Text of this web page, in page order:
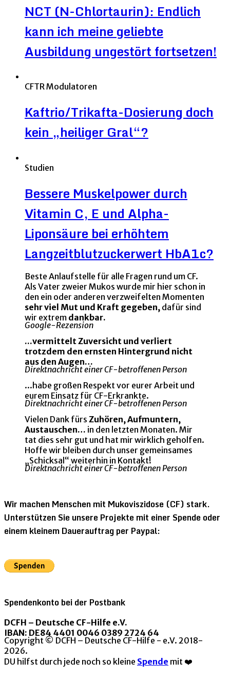
NCT (N-Chlortaurin): Endlich
kann ich meine geliebte
Ausbildung ungestört fortsetzen!
CFTR Modulatoren
Kaftrio/Trikafta-Dosierung doch
kein „heiliger Gral“?
Studien
Bessere Muskelpower durch
Vitamin C, E und Alpha-
Liponsäure bei erhöhtem
Langzeitblutzuckerwert HbA1c?
Beste Anlaufstelle für alle Fragen rund um CF.
Als Vater zweier Mukos wurde mir hier schon in
den ein oder anderen verzweifelten Momenten
sehr viel Mut und Kraft gegeben, dafür sind
wir extrem dankbar.
Google-Rezension
...vermittelt Zuversicht und verliert
trotzdem den ernsten Hintergrund nicht
aus den Augen…
Direktnachricht einer CF-betroffenen Person
...habe großen Respekt vor eurer Arbeit und
eurem Einsatz für CF-Erkrankte.
Direktnachricht einer CF-betroffenen Person
Vielen Dank fürs Zuhören, Aufmuntern,
Austauschen… in den letzten Monaten. Mir
tat dies sehr gut und hat mir wirklich geholfen.
Hoffe wir bleiben durch unser gemeinsames
„Schicksal“ weiterhin in Kontakt!
Direktnachricht einer CF-betroffenen Person
Wir machen Menschen mit Mukoviszidose (CF) stark.
Unterstützen Sie unsere Projekte mit einer Spende oder
einem kleinem Dauerauftrag per Paypal:
Spendenkonto bei der Postbank
DCFH – Deutsche CF-Hilfe e.V.
IBAN: DE84 4401 0046 0389 2724 64
Copyright © DCFH – Deutsche CF-Hilfe - e.V. 2018-
2026.
DU hilfst durch jede noch so kleine Spende mit ❤️